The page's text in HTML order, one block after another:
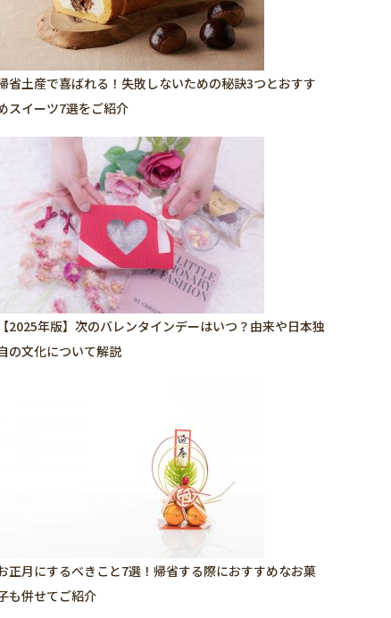
省土産で喜ばれる！失敗しないための秘訣3つとおすす
スイーツ7選をご紹介
【2025年版】次のバレンタインデーはいつ？由来や日本独
の文化について解説
正月にするべきこと7選！帰省する際におすすめなお菓
も併せてご紹介